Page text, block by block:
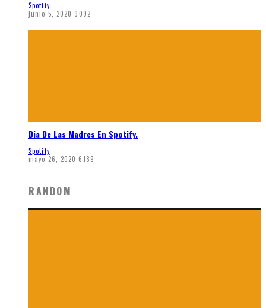
Spotify
junio 5, 2020 9092
Dia De Las Madres En Spotify.
Spotify
mayo 26, 2020 6189
RANDOM